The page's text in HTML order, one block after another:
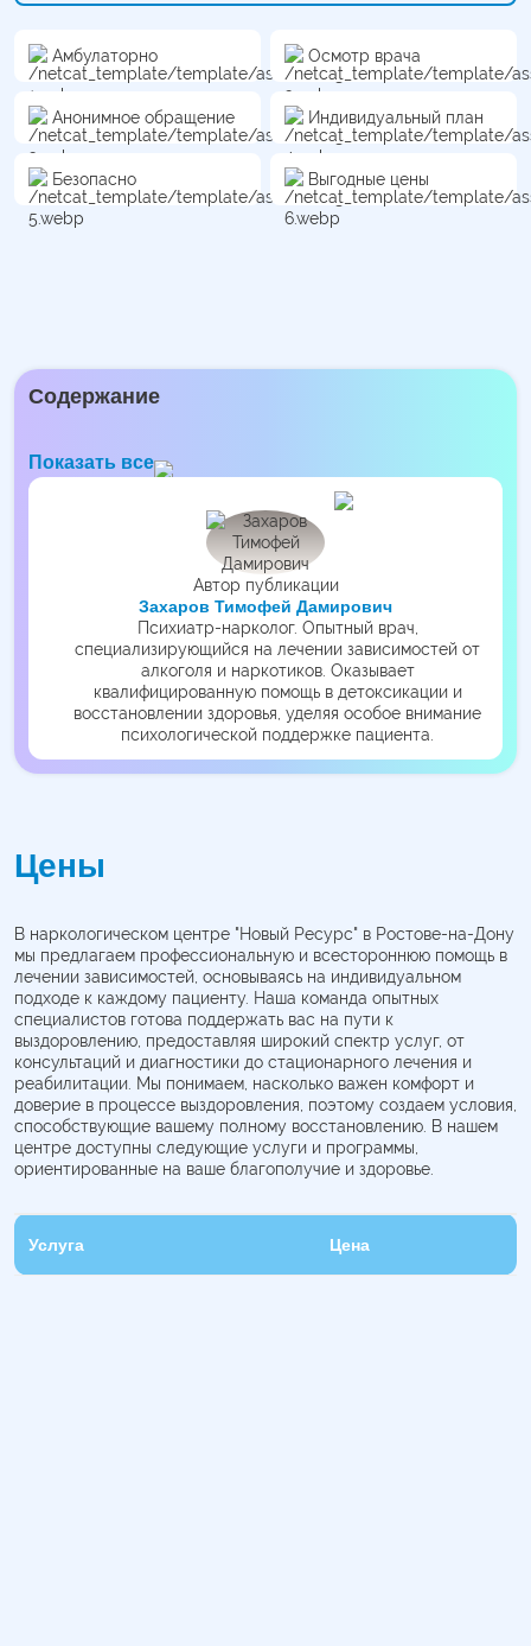
Амбулаторно Осмотр врача
Анонимное обращение Индивидуальный план
Безопасно Выгодные цены
Содержание
Показать все
Автор публикации
Захаров Тимофей Дамирович
Психиатр-нарколог. Опытный врач,
специализирующийся на лечении зависимостей от
алкоголя и наркотиков. Оказывает
квалифицированную помощь в детоксикации и
восстановлении здоровья, уделяя особое внимание
психологической поддержке пациента.
Цены
В наркологическом центре "Новый Ресурс" в Ростове-на-Дону
мы предлагаем профессиональную и всестороннюю помощь в
лечении зависимостей, основываясь на индивидуальном
подходе к каждому пациенту. Наша команда опытных
специалистов готова поддержать вас на пути к
выздоровлению, предоставляя широкий спектр услуг, от
консультаций и диагностики до стационарного лечения и
реабилитации. Мы понимаем, насколько важен комфорт и
доверие в процессе выздоровления, поэтому создаем условия,
способствующие вашему полному восстановлению. В нашем
центре доступны следующие услуги и программы,
ориентированные на ваше благополучие и здоровье.
Услуга Цена